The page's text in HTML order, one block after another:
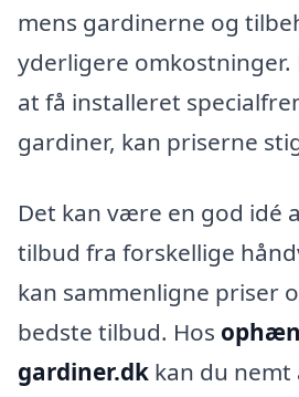
mens gardinerne og
yderligere omkostninger.
at få installeret
gardiner, kan priserne
Det kan være en god idé
tilbud fra forskellige
kan sammenligne priser
bedste tilbud. Hos
gardiner.dk kan du